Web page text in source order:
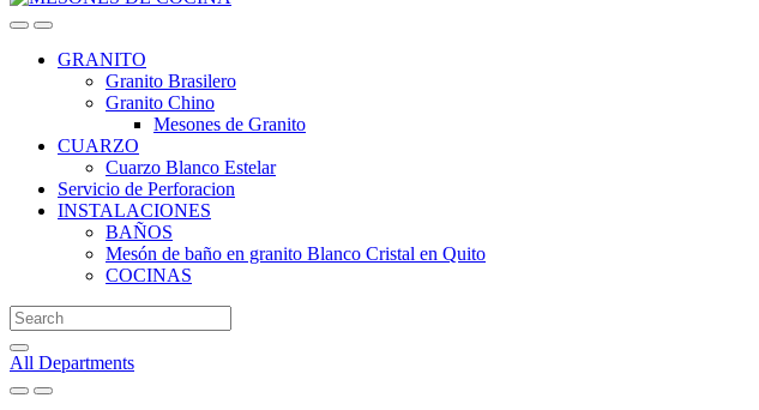
GRANITO
Granito Brasilero
Granito Chino
Mesones de Granito
CUARZO
Cuarzo Blanco Estelar
Servicio de Perforacion
INSTALACIONES
BAÑOS
Mesón de baño en granito Blanco Cristal en Quito
COCINAS
Search
for:
All Departments